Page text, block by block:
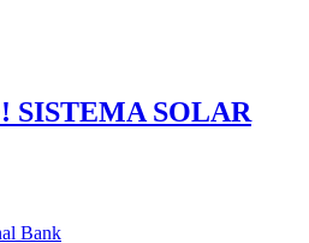
SISTEMA SOLAR